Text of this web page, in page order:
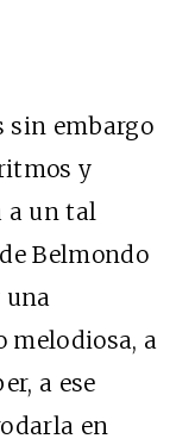
sin embargo
y
a un tal
Belmondo
una
melodiosa, a
a ese
en